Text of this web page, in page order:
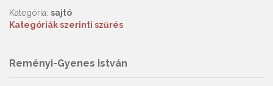
Kategória: sajtó
Kategóriák szerinti szűrés
Reményi-Gyenes István